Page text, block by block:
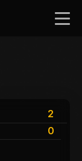
2
0